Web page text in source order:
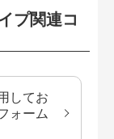
プ関連コ
してお
ォーム